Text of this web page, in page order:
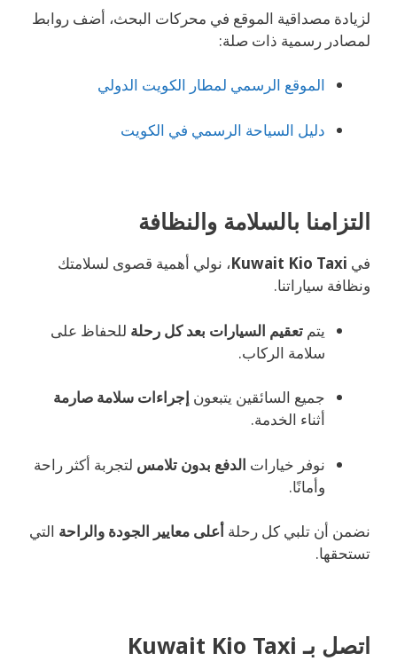
لزيادة مصداقية الموقع في محركات البحث، أضف روابط
لمصادر رسمية ذات صلة:
الموقع الرسمي لمطار الكويت الدولي
دليل السياحة الرسمي في الكويت
التزامنا بالسلامة والنظافة
في Kuwait Kio Taxi، نولي أهمية قصوى لسلامتك
ونظافة سياراتنا.
يتم تعقيم السيارات بعد كل رحلة للحفاظ على
سلامة الركاب.
جميع السائقين يتبعون إجراءات سلامة صارمة
أثناء الخدمة.
نوفر خيارات الدفع بدون تلامس لتجربة أكثر راحة
وأمانًا.
نضمن أن تلبي كل رحلة أعلى معايير الجودة والراحة التي
تستحقها.
اتصل بـ Kuwait Kio Taxi